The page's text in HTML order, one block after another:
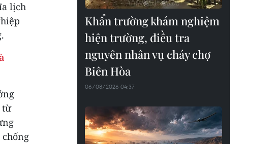
lịch
từ
Khẩn trường khám nghiệm
hiện trường, điều tra
nguyên nhân vụ cháy chợ
Biên Hòa
06/08/2026 04:37